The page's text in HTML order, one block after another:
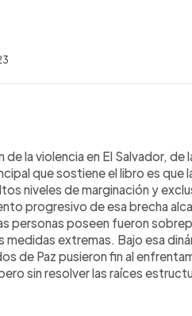
la violencia en El Salvador, de
que sostiene el libro es que
niveles de marginación y
progresivo de esa brecha
personas poseen fueron
extremas. Bajo esa
de Paz pusieron fin al
sin resolver las raíces